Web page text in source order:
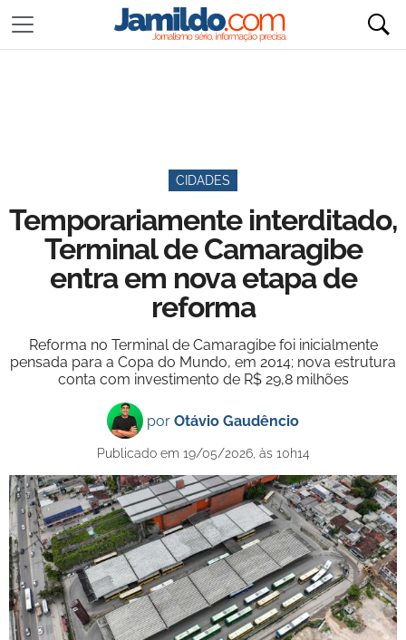
CIDADES
Temporariamente interditado,
Terminal de Camaragibe
entra em nova etapa de
reforma
Reforma no Terminal de Camaragibe foi inicialmente
pensada para a Copa do Mundo, em 2014; nova estrutura
conta com investimento de R$ 29,8 milhões
por Otávio Gaudêncio
Publicado em 19/05/2026, às 10h14